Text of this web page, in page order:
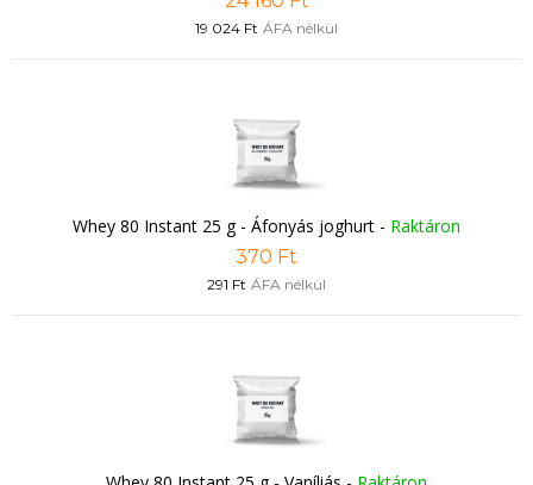
19 024 Ft ÁFA nélkül
Whey 80 Instant 25 g - Áfonyás joghurt - Raktáron
370 Ft
291 Ft ÁFA nélkül